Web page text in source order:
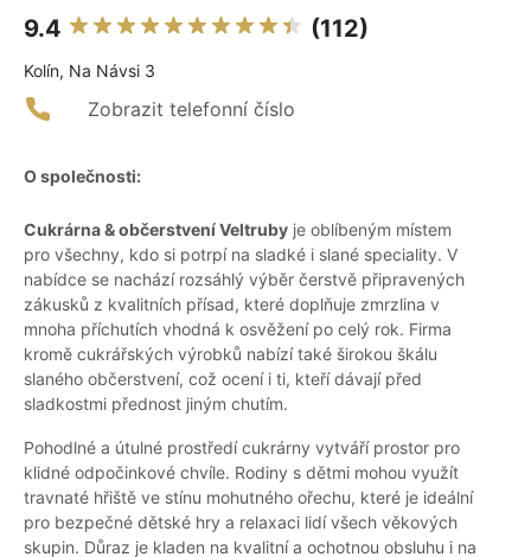
9.4 (112)
Kolín, Na Návsi 3
Zobrazit telefonní číslo
O společnosti:
Cukrárna & občerstvení Veltruby je oblíbeným místem
pro všechny, kdo si potrpí na sladké i slané speciality. V
nabídce se nachází rozsáhlý výběr čerstvě připravených
zákusků z kvalitních přísad, které doplňuje zmrzlina v
mnoha příchutích vhodná k osvěžení po celý rok. Firma
kromě cukrářských výrobků nabízí také širokou škálu
slaného občerstvení, což ocení i ti, kteří dávají před
sladkostmi přednost jiným chutím.
Pohodlné a útulné prostředí cukrárny vytváří prostor pro
klidné odpočinkové chvíle. Rodiny s dětmi mohou využít
travnaté hřiště ve stínu mohutného ořechu, které je ideální
pro bezpečné dětské hry a relaxaci lidí všech věkových
skupin. Důraz je kladen na kvalitní a ochotnou obsluhu i na